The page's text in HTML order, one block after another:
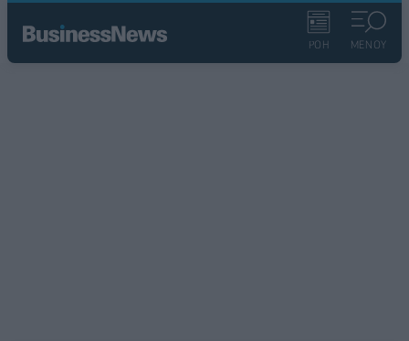
ΡΟΗ ΜΕΝΟΥ